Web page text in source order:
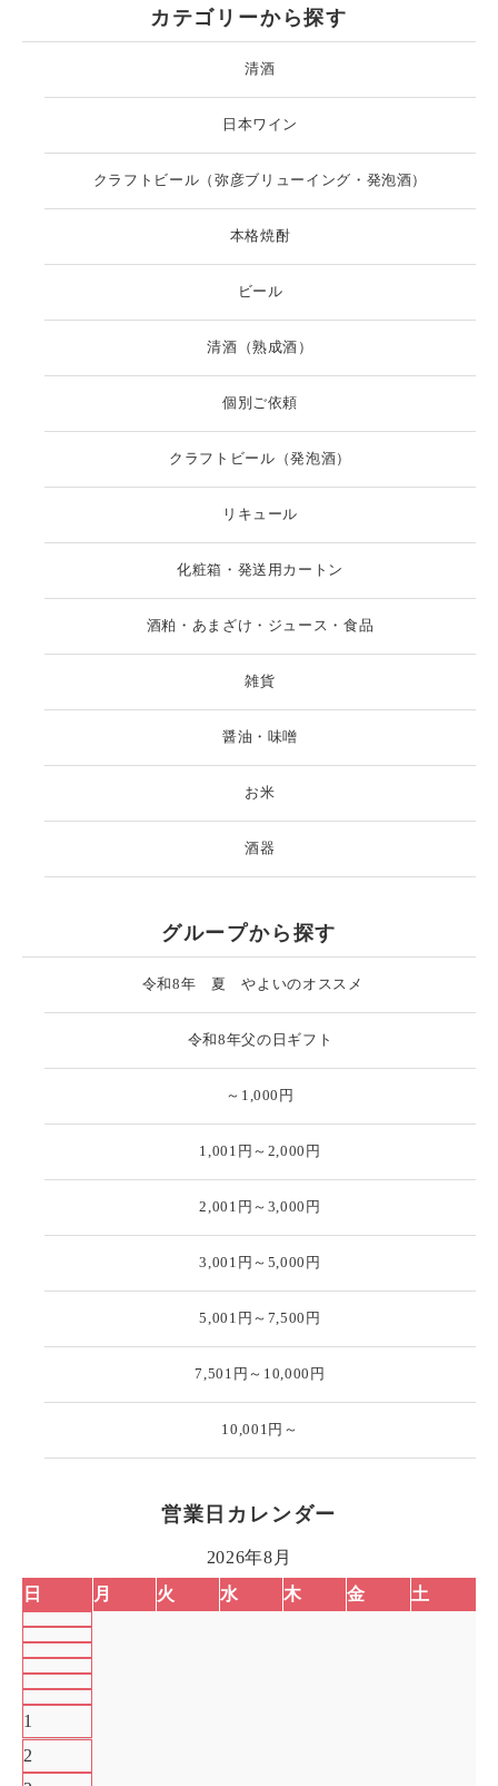
カテゴリーから探す
清酒
日本ワイン
クラフトビール（弥彦ブリューイング・発泡酒）
本格焼酎
ビール
清酒（熟成酒）
個別ご依頼
クラフトビール（発泡酒）
リキュール
化粧箱・発送用カートン
酒粕・あまざけ・ジュース・食品
雑貨
醤油・味噌
お米
酒器
グループから探す
令和8年 夏 やよいのオススメ
令和8年父の日ギフト
～1,000円
1,001円～2,000円
2,001円～3,000円
3,001円～5,000円
5,001円～7,500円
7,501円～10,000円
10,001円～
営業日カレンダー
2026年8月
日
月 火 水 木 金 土
1
2